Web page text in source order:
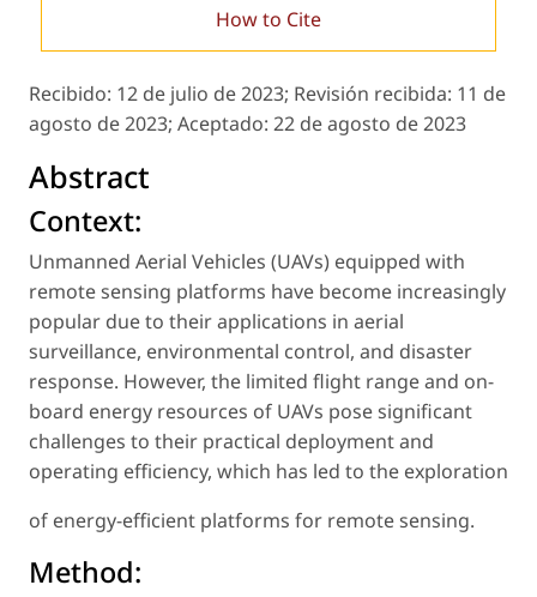
How to Cite
Recibido: 12 de julio de 2023; Revisión recibida: 11 de
agosto de 2023; Aceptado: 22 de agosto de 2023
Abstract
Context:
Unmanned Aerial Vehicles (UAVs) equipped with
remote sensing platforms have become increasingly
popular due to their applications in aerial
surveillance, environmental control, and disaster
response. However, the limited flight range and on-
board energy resources of UAVs pose significant
challenges to their practical deployment and
operating efficiency, which has led to the exploration
of energy-efficient platforms for remote sensing.
Method: